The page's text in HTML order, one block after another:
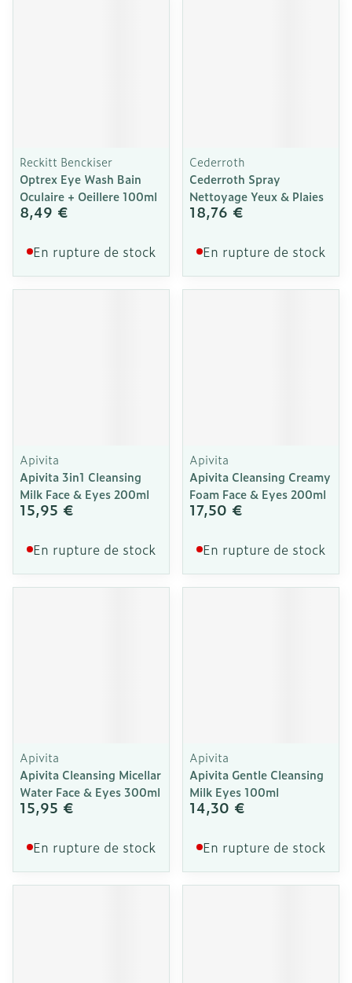
Reckitt Benckiser
Optrex Eye Wash Bain
Oculaire + Oeillere 100ml
8,49 €
En rupture de stock
Cederroth
Cederroth Spray
Nettoyage Yeux & Plaies
18,76 €
En rupture de stock
Apivita
Apivita 3in1 Cleansing
Milk Face & Eyes 200ml
15,95 €
En rupture de stock
Apivita
Apivita Cleansing Creamy
Foam Face & Eyes 200ml
17,50 €
En rupture de stock
Apivita
Apivita Cleansing Micellar
Water Face & Eyes 300ml
15,95 €
En rupture de stock
Apivita
Apivita Gentle Cleansing
Milk Eyes 100ml
14,30 €
En rupture de stock